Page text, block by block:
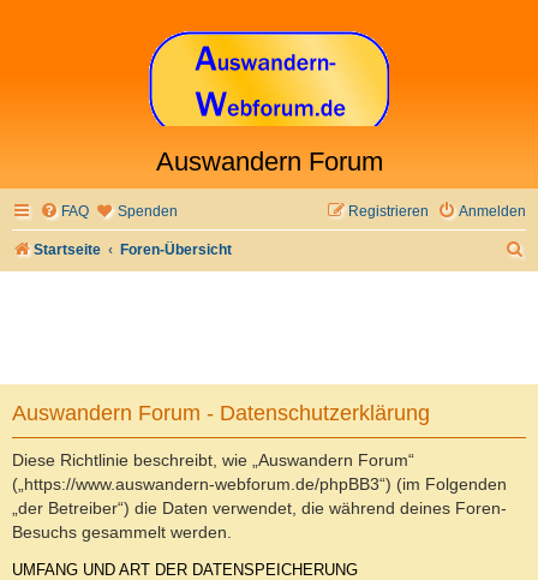
Auswandern Forum
FAQ Spenden Anmelden
Registrieren
Startseite Foren-Übersicht
Auswandern Forum - Datenschutzerklärung
Diese Richtlinie beschreibt, wie „Auswandern Forum“
(„https://www.auswandern-webforum.de/phpBB3“) (im Folgenden
„der Betreiber“) die Daten verwendet, die während deines Foren-
Besuchs gesammelt werden.
UMFANG UND ART DER DATENSPEICHERUNG